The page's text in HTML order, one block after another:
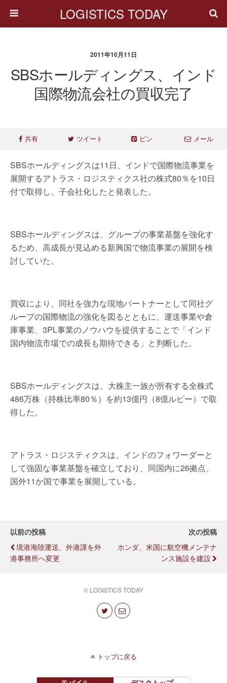
LOGISTICS TODAY
2011年10月11日
SBSホールディングス、インド
国際物流会社の買収完了
共有 ツイート ピン メール
SBSホールディングスは11日、インドで国際物流事業を
展開するアトラス・ロジスティクス社の株式80％を10日
付で取得し、子会社化したと発表した。
SBSホールディングスは、グループの事業基盤を強化す
るため、高成長が見込める新興国で物流事業の展開を検
討していた。
買収により、同社を強力な現地パートナーとして同社グ
ループの国際物流の強化を図るとともに、運送事業や倉
庫事業、3PL事業のノウハウを提供することで「インド
国内物流市場での成長も期待できる」と判断した。
SBSホールディングスは、大株主一族が所有する全株式
486万株（持株比率80％）を約13億円（8億ルピー）で取
得した。
アトラス・ロジスティクスは、インドのフォワーダーと
して強固な事業基盤を確立しており、同国内に26拠点、
国外11か国で事業を展開している。
以前の投稿
境港海陸運送、外港課を外
港事務所へ変更
次の投稿
ホンダ、米国に航空機メンテナ
ンス施設を建設
© LOGISTICS TODAY
トップに戻る